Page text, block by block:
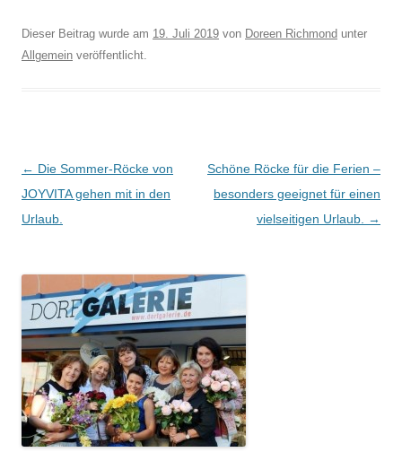
Dieser Beitrag wurde am 19. Juli 2019 von Doreen Richmond unter
Allgemein veröffentlicht.
Beitragsnavigation
← Die Sommer-Röcke von
JOYVITA gehen mit in den
Urlaub.
Schöne Röcke für die Ferien –
besonders geeignet für einen
vielseitigen Urlaub.
→